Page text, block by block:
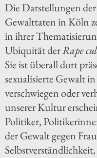
Die Darstellungen
Gewalttaten in Köln
in ihrer
Ubiquität derRape
Sie ist überall dort
sexualisierte Gewalt
verschwiegen oder
unserer Kultur
Politiker,
der Gewalt gegen